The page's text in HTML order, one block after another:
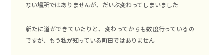
ない場所ではありませんが、だいぶ変わってしまいました
新たに道ができていたりと、変わってからも数度行っているの
ですが、もう私が知っている町田ではありません